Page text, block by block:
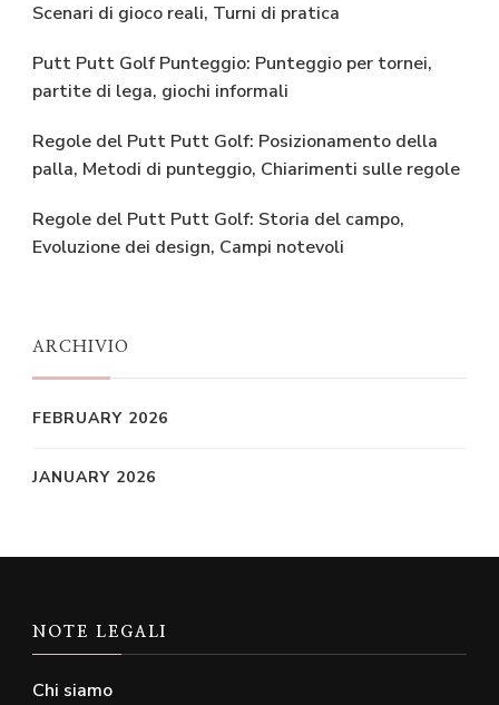
Scenari di gioco reali, Turni di pratica
Putt Putt Golf Punteggio: Punteggio per tornei,
partite di lega, giochi informali
Regole del Putt Putt Golf: Posizionamento della
palla, Metodi di punteggio, Chiarimenti sulle regole
Regole del Putt Putt Golf: Storia del campo,
Evoluzione dei design, Campi notevoli
ARCHIVIO
FEBRUARY 2026
JANUARY 2026
NOTE LEGALI
Chi siamo